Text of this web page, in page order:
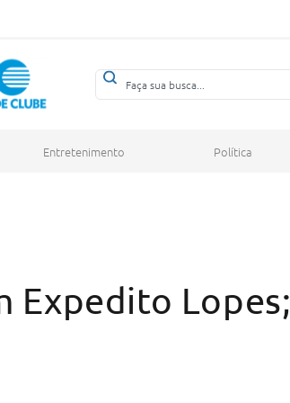
Entretenimento Política
Expedito Lopes;